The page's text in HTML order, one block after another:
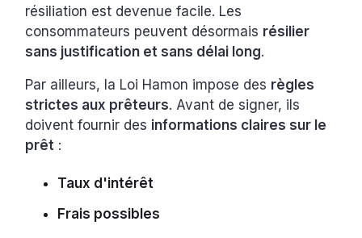
résiliation est devenue facile. Les
consommateurs peuvent désormais résilier
sans justification et sans délai long.
Par ailleurs, la Loi Hamon impose des règles
strictes aux prêteurs. Avant de signer, ils
doivent fournir des informations claires sur le
prêt :
Taux d'intérêt
Frais possibles